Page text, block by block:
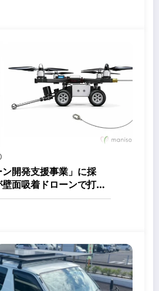
開発支援事業」に採
面吸着ドローンで打音